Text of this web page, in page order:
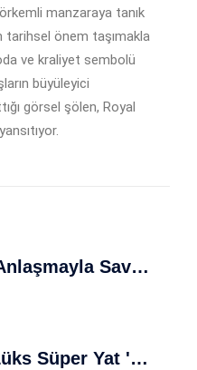
manzaraya tanık
tarihsel önem taşımakla
ve kraliyet sembolü
büyüleyici
görsel şölen, Royal
İran Ve ABD Tarihi Anlaşmayla Savaşları Sonlandırdı!
Muğla Bodrum'da Lüks Süper Yat 'Golden Odyssey' Demirledi